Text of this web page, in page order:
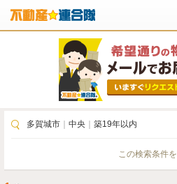
多賀城市 中央 築19年以内
この検索条件を